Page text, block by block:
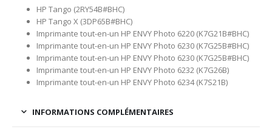
HP Tango (2RY54B#BHC)
HP Tango X (3DP65B#BHC)
Imprimante tout-en-un HP ENVY Photo 6220 (K7G21B#BHC)
Imprimante tout-en-un HP ENVY Photo 6230 (K7G25B#BHC)
Imprimante tout-en-un HP ENVY Photo 6230 (K7G25B#BHC)
Imprimante tout-en-un HP ENVY Photo 6232 (K7G26B)
Imprimante tout-en-un HP ENVY Photo 6234 (K7S21B)
INFORMATIONS COMPLÉMENTAIRES